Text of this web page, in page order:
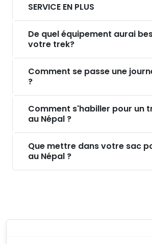
SERVICE EN PLUS
De quel équipement aurai
votre trek?
Comment se passe une
?
Comment s'habiller pour un
au Népal ?
Que mettre dans votre sac
au Népal ?